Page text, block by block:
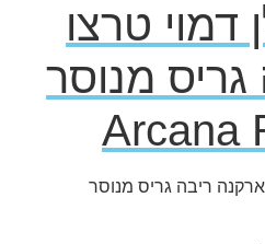
דמוי טרצו
מנוסר
Arcana
ארקנה ריבה גריס מנוסר